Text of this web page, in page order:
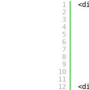
1
2
3
4
5
6
7
8
9
10
11
12